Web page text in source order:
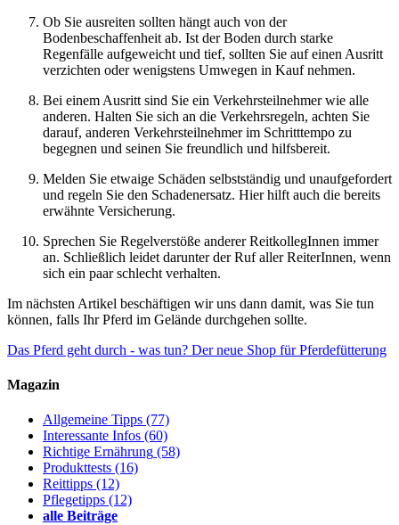
Ob Sie ausreiten sollten hängt auch von der
Bodenbeschaffenheit ab. Ist der Boden durch starke
Regenfälle aufgeweicht und tief, sollten Sie auf einen Ausritt
verzichten oder wenigstens Umwegen in Kauf nehmen.
Bei einem Ausritt sind Sie ein Verkehrsteilnehmer wie alle
anderen. Halten Sie sich an die Verkehrsregeln, achten Sie
darauf, anderen Verkehrsteilnehmer im Schritttempo zu
begegnen und seinen Sie freundlich und hilfsbereit.
Melden Sie etwaige Schäden selbstständig und unaufgefordert
und regeln Sie den Schadenersatz. Hier hilft auch die bereits
erwähnte Versicherung.
Sprechen Sie Regelverstöße anderer ReitkollegInnen immer
an. Schließlich leidet darunter der Ruf aller ReiterInnen, wenn
sich ein paar schlecht verhalten.
Im nächsten Artikel beschäftigen wir uns dann damit, was Sie tun
können, falls Ihr Pferd im Gelände durchgehen sollte.
Das Pferd geht durch - was tun? Der neue Shop für Pferdefütterung
Magazin
Allgemeine Tipps (77)
Interessante Infos (60)
Richtige Ernährung (58)
Produkttests (16)
Reittipps (12)
Pflegetipps (12)
alle Beiträge